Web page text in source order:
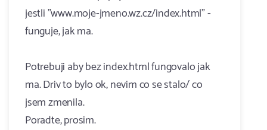
jestli "www.moje-jmeno.wz.cz/index.html" -
funguje, jak ma.
Potrebuji aby bez index.html fungovalo jak
ma. Driv to bylo ok, nevim co se stalo/ co
jsem zmenila.
Poradte, prosim.